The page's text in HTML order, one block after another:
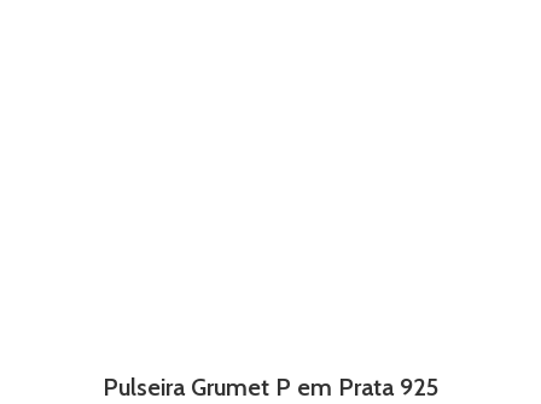
Pulseira Grumet P em Prata 925